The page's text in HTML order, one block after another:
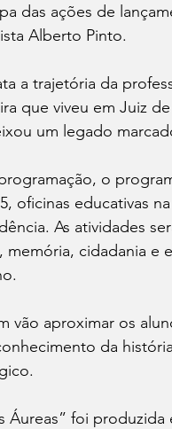
das ações de
Alberto Pinto.
a trajetória da
que viveu em Juiz
um legado
o
oficinas educativas
As atividades
memória, cidadania e
vão aproximar os
da
Áureas” foi